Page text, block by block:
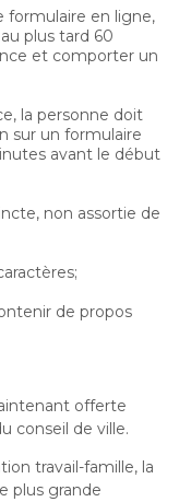
Longueuil
formulaire en ligne,
plus tard 60
et comporter un
la personne doit
sur un formulaire
avant le début
non assortie de
de propos
offerte
conseil de ville.
travail-famille, la
plus grande